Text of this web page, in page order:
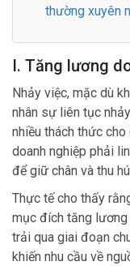
thường xuyên
I. Tăng lương
Nhảy việc, mặc dù
nhân sự liên tục
nhiều thách thức
doanh nghiệp phải
để giữ chân và thu
Thực tế cho thấy
mục đích tăng lương
trải qua giai đoạn
khiến nhu cầu về